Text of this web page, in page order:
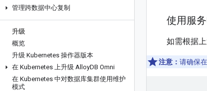
管理跨数据中心复制
升级
概览
升级 Kubernetes 操作器版本
在 Kubernetes 上升级 AlloyDB Omni
在 Kubernetes 中对数据库集群使用维护
模式
使用服
如需根据
注意： 请确保